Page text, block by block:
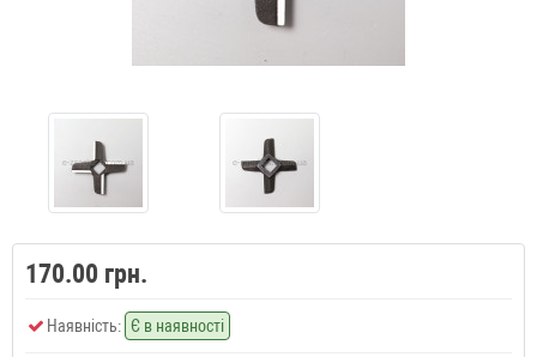
170.00 грн.
Наявність: Є в наявності